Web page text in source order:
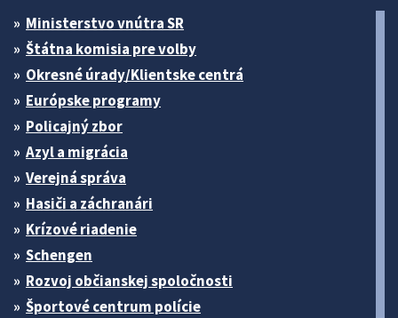
Ministerstvo vnútra SR
Štátna komisia pre volby
Okresné úrady/Klientske centrá
Európske programy
Policajný zbor
Azyl a migrácia
Verejná správa
Hasiči a záchranári
Krízové riadenie
Schengen
Rozvoj občianskej spoločnosti
Športové centrum polície